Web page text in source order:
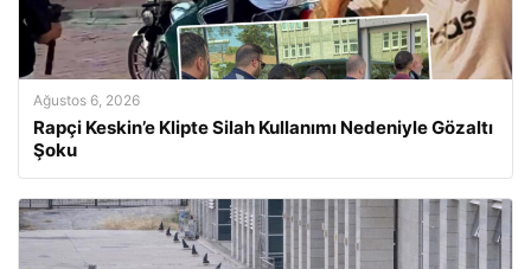
Ağustos 6, 2026
Rapçi Keskin’e Klipte Silah Kullanımı Nedeniyle Gözaltı
Şoku